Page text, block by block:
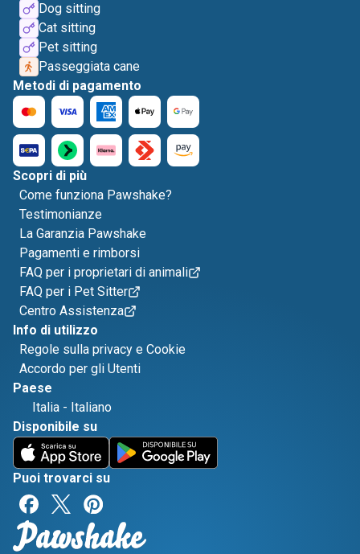
Dog sitting
Cat sitting
Pet sitting
Passeggiata cane
Metodi di pagamento
Scopri di più
Come funziona Pawshake?
Testimonianze
La Garanzia Pawshake
Pagamenti e rimborsi
FAQ per i proprietari di animali
FAQ per i Pet Sitter
Centro Assistenza
Info di utilizzo
Regole sulla privacy e Cookie
Accordo per gli Utenti
Paese
Italia - Italiano
Disponibile su
Puoi trovarci su